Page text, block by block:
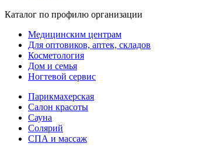
Каталог по профилю организации
Медицинским центрам
Для оптовиков, аптек, складов
Косметология
Дом и семья
Ногтевой сервис
Парикмахерская
Салон красоты
Сауна
Солярий
СПА и массаж